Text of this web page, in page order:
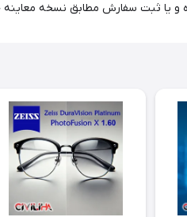
چشم در ساعات 10 الی 24 با شماره